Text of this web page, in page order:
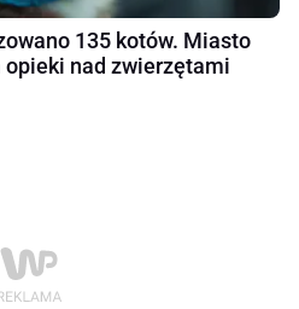
135 kotów. Miasto
opieki nad zwierzętami